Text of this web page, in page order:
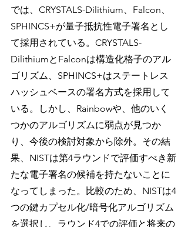
では、CRYSTALS-Dilithium、Falcon、
SPHINCS+が量子抵抗性電子署名とし
て採用されている。CRYSTALS-
DilithiumとFalconは構造化格子のアル
ゴリズム、SPHINCS+はステートレス
ハッシュベースの署名方式を採用して
いる。しかし、Rainbowや、他のいく
つかのアルゴリズムに弱点が見つか
り、今後の検討対象から除外。その結
果、NISTは第4ラウンドで評価すべき新
たな電子署名の候補を持たないことに
なってしまった。比較のため、NISTは4
つの鍵カプセル化/暗号化アルゴリズム
を選択し、ラウンド4での評価と将来の